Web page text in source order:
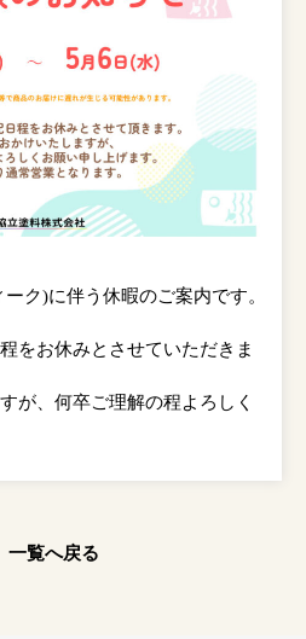
ク)に伴う休暇のご案内です。
をお休みとさせていただきま
が、何卒ご理解の程よろしく
一覧へ戻る